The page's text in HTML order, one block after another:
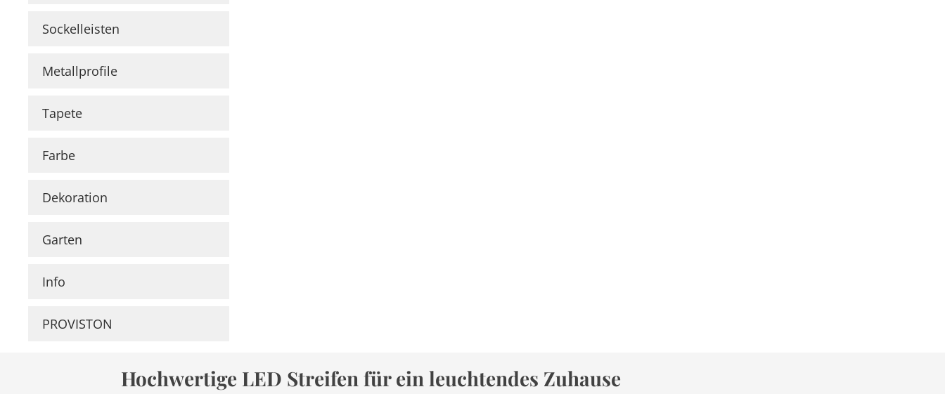
Perlvlies
Raumgestaltungsideen
Sockelleisten
Metallprofile
Tapete
Farbe
Dekoration
Garten
Info
PROVISTON
Hochwertige LED Streifen für ein leuchtendes Zuhause